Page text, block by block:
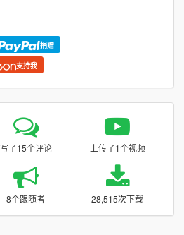
捐赠
支持我
写了15个评论 上传了1个视频
8个跟随者 28,515次下载